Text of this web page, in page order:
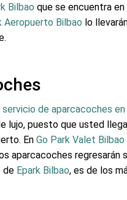
Bilbao que se encuentra
Aeropuerto Bilbao lo
servicio de aparcacoches
lujo, puesto que usted
En Go Park Valet Bilbao
aparcacoches regresarán
de Epark Bilbao, es de los